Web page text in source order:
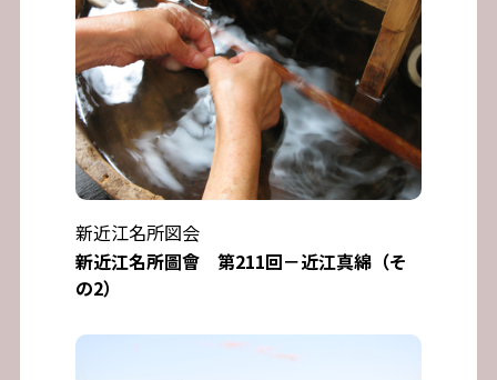
新近江名所図会
新近江名所圖會 第211回－近江真綿（そ
の2）